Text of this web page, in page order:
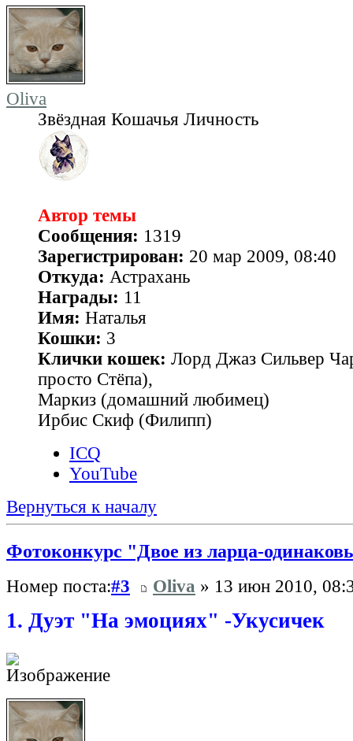
Oliva
Звёздная Кошачья Личность
Автор темы
Сообщения: 1319
Зарегистрирован: 20 мар 2009, 08:40
Откуда: Астрахань
Награды: 11
Имя: Наталья
Кошки: 3
Клички кошек: Лорд Джаз Сильвер
просто Стёпа),
Маркиз (домашний любимец)
Ирбис Скиф (Филипп)
ICQ
YouTube
Вернуться к началу
Фотоконкурс "Двое из ларца-
Номер поста:#3 Oliva » 13 июн 2010,
1. Дуэт "На эмоциях" -Укусичек